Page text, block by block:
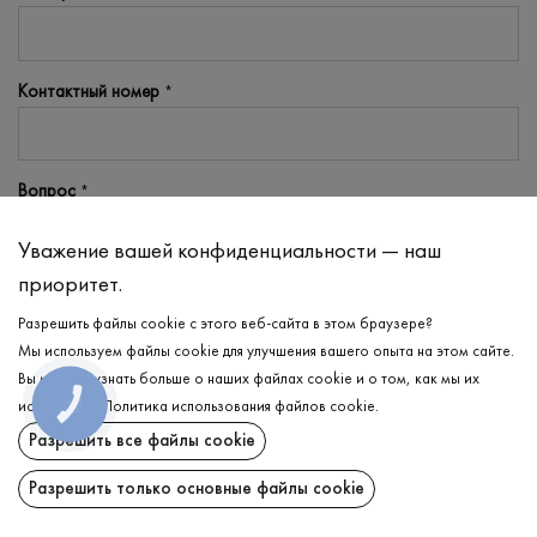
Контактный номер *
​Вопрос *
ОТПРАВИТЬ
Прочие вопросы
Как осуществляется доставка в регионы?
Уважение вашей конфиденциальности — наш
приоритет.
Разрешить файлы cookie с этого веб-сайта в этом браузере?
Мы используем файлы cookie для улучшения вашего опыта на этом сайте.
Вы можете узнать больше о наших файлах cookie и о том, как мы их
используем.
Политика использования файлов cookie.
Разрешить все файлы cookie
Разрешить только основные файлы cookie